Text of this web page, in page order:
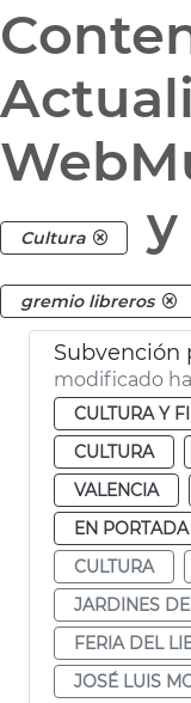
Cultura
gremio libreros
modificado
CULTURA Y
CULTURA
VALENCIA
EN
CULTURA
JARDINES
FERIA DEL
JOSÉ LUIS